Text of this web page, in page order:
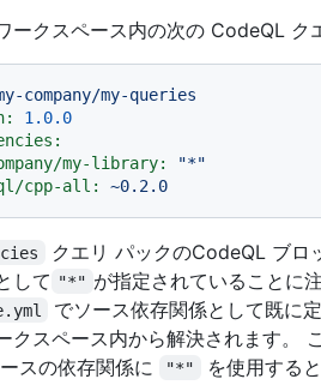
ークスペース内の次の CodeQL ク
company/my-queries
1.0.0
my-library:
"*"
cpp-all:
~0.2.0
クエリ パックのCodeQL ブロ
して "*" が指定されていることに
でソース依存関係として既に
クスペース内から解決されます。
スの依存関係に
"*"
を使用する